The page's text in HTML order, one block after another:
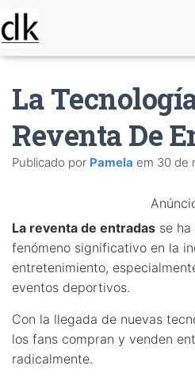
La
Reventa De
Publicado por Pamela em 30 de
La reventa de entradas se
fenómeno significativo en la
entretenimiento,
eventos deportivos.
Con la llegada de nuevas
los fans compran y venden
radicalmente.